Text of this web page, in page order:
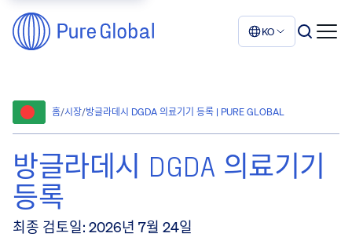
KO
홈/시장/방글라데시 DGDA 의료기기 등록 | PURE GLOBAL
방글라데시 DGDA 의료기기
등록
최종 검토일: 2026년 7월 24일